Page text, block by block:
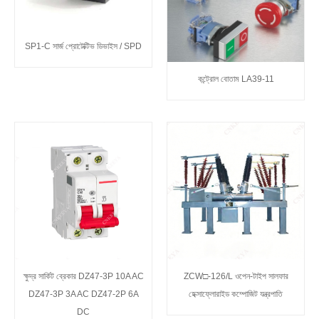
SP1-C সার্জ প্রোটেক্টিভ ডিভাইস / SPD
কন্ট্রোল বোতাম LA39-11
ক্ষুদ্র সার্কিট ব্রেকার DZ47-3P 10A AC
DZ47-3P 3A AC DZ47-2P 6A
DC
ZCW□-126/L ওপেন-টাইপ সালফার
হেক্সাফ্লোরাইড কম্পোজিট যন্ত্রপাতি